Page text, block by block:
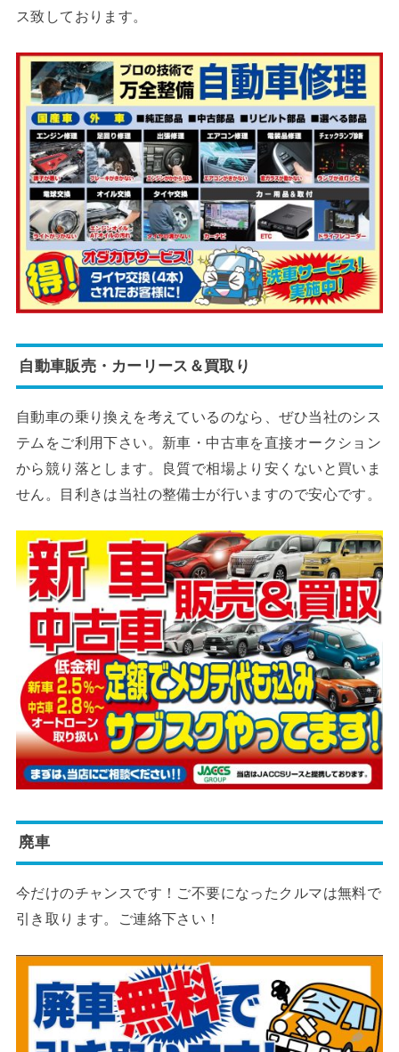
ス致しております。
自動車販売・カーリース＆買取り
自動車の乗り換えを考えているのなら、ぜひ当社のシス
テムをご利用下さい。新車・中古車を直接オークション
から競り落とします。良質で相場より安くないと買いま
せん。目利きは当社の整備士が行いますので安心です。
廃車
今だけのチャンスです！ご不要になったクルマは無料で
引き取ります。ご連絡下さい！